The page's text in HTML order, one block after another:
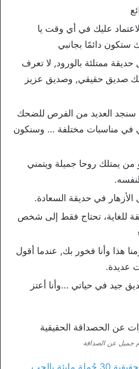
عليك في أي وقت يا
دائمًا بجانبي
ممتلئة بالورود, لا تعرف
صديق حقيقي, وصديق عزيز
سنجد العديد من الفرص للضحك
في مناسبات مختلفة … وسنكون
من يمتلك روحا جميلة ويتمني
الأزهار في حديقة السعادة.
للغاية، تحتاج فقط إلى شخص
هذا وأنا فخور بك, عندما أقول
عديدة.
جيد في حياتي …وأنا أعتز
جميل عن الصداقة
عبارات عن الصداقة الحقيقية 30 جُملة مليئة بالحب